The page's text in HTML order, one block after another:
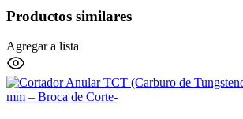
Productos similares
Agregar a lista